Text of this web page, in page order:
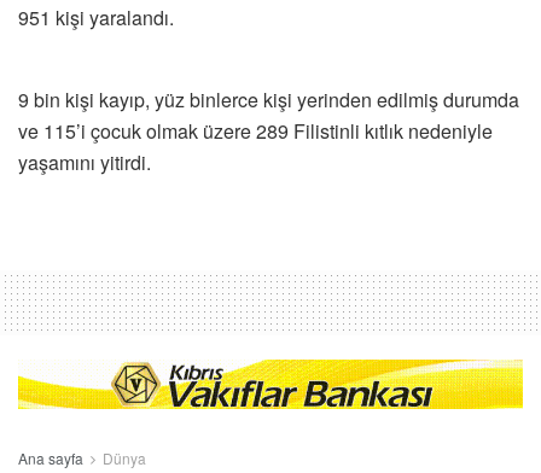
951 kişi yaralandı.
9 bin kişi kayıp, yüz binlerce kişi yerinden edilmiş durumda
ve 115’i çocuk olmak üzere 289 Filistinli kıtlık nedeniyle
yaşamını yitirdi.
Ana sayfa Dünya